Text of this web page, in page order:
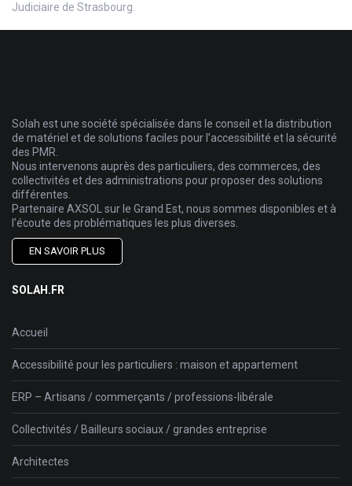
Judiciaire de Strasbourg.
Solah est une société spécialisée dans le conseil et la distribution
de matériel et de solutions faciles pour l’accessibilité et la sécurité
des PMR.
Nous intervenons auprès des particuliers, des commerces, des
collectivités et des administrations pour proposer des solutions
différentes.
Partenaire AXSOL sur le Grand Est, nous sommes disponibles et à
l’écoute des problématiques les plus diverses.
EN SAVOIR PLUS
SOLAH.FR
Accueil
Accessibilité pour les particuliers : maison et appartement
ERP – Artisans / commerçants / professions-libérale
Collectivités / Bailleurs sociaux / grandes entreprise
Architectes